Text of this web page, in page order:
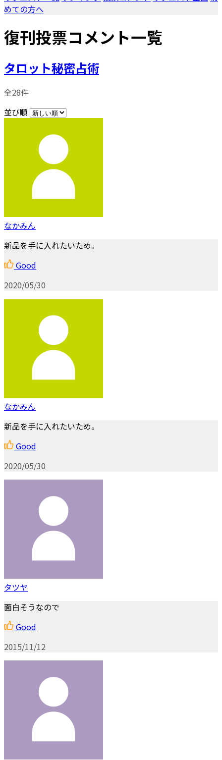
めての方へ
復刊投票コメント一覧
タロット秘密占術
全28件
並び順
なかみん
新品を手に入れたいため。
Good
2020/05/30
なかみん
新品を手に入れたいため。
Good
2020/05/30
タツヤ
面白そうなので
Good
2015/11/12